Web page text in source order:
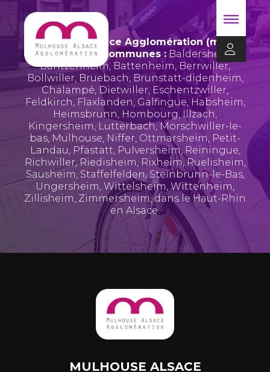
Mulhouse Alsace Agglomération (m2A)
regroupe 39 communes : Baldersheim,
Bantzenheim, Battenheim, Berrwiller,
Bollwiller, Bruebach,Brunstatt-didenheim,
Chalampé, Dietwiller, Eschentzwiller,
Feldkirch, Flaxlanden,Galfingue, Habsheim,
Heimsbrunn, Hombourg,Illzach,
Kingersheim, Lutterbach, Morschwiller-le-
bas, Mulhouse, Niffer, Ottmarsheim, Petit-
Landau, Pfastatt, Pulversheim, Reiningue,
Richwiller, Riedisheim, Rixheim,Ruelisheim,
Sausheim, Staffelfelden, Steinbrunn-le-Bas,
Ungersheim, Wittelsheim,Wittenheim,
Zillisheim, Zimmersheim, dans le Haut-Rhin
en Alsace.
MULHOUSE ALSACE